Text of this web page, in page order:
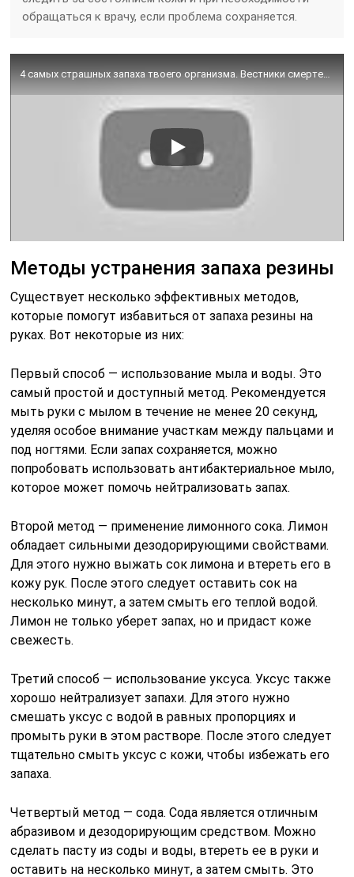
обращаться к врачу, если проблема сохраняется.
Методы устранения запаха резины
Существует несколько эффективных методов,
которые помогут избавиться от запаха резины на
руках. Вот некоторые из них:
Первый способ — использование мыла и воды. Это
самый простой и доступный метод. Рекомендуется
мыть руки с мылом в течение не менее 20 секунд,
уделяя особое внимание участкам между пальцами и
под ногтями. Если запах сохраняется, можно
попробовать использовать антибактериальное мыло,
которое может помочь нейтрализовать запах.
Второй метод — применение лимонного сока. Лимон
обладает сильными дезодорирующими свойствами.
Для этого нужно выжать сок лимона и втереть его в
кожу рук. После этого следует оставить сок на
несколько минут, а затем смыть его теплой водой.
Лимон не только уберет запах, но и придаст коже
свежесть.
Третий способ — использование уксуса. Уксус также
хорошо нейтрализует запахи. Для этого нужно
смешать уксус с водой в равных пропорциях и
промыть руки в этом растворе. После этого следует
тщательно смыть уксус с кожи, чтобы избежать его
запаха.
Четвертый метод — сода. Сода является отличным
абразивом и дезодорирующим средством. Можно
сделать пасту из соды и воды, втереть ее в руки и
оставить на несколько минут, а затем смыть. Это